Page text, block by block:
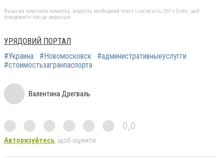
Якщо ви помітили помилку, виділіть необхідний текст і натисніть Ctrl + Enter, щоб
повідомити про це редакцію
УРЯДОВИЙ ПОРТАЛ
#Украина
#Новомосковск
#административныеуслугги
#стоимостьзагранпаспорта
Валентина Дрегваль
0,0
Авторизуйтесь, щоб оцінити